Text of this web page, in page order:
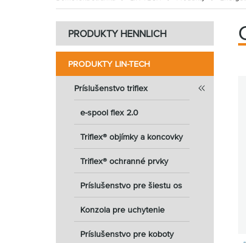
PRODUKTY HENNLICH
PRODUKTY LIN-TECH
Príslušenstvo triflex
e-spool flex 2.0
Triflex® objímky a koncovky
Triflex® ochranné prvky
Príslušenstvo pre šiestu os
Konzola pre uchytenie
Príslušenstvo pre koboty